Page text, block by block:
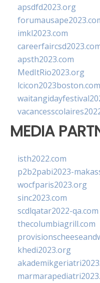
apsdfd2023.org
imkl2023.com
apsth2023.com
MedItRio2023.org
lcicon2023boston.com
MEDIA
isth2022.com
p2b2pabi2023-
wocfparis2023.org
sinc2023.com
scdlqatar2022-qa.com
thecolumbiagrill.com
khedi2023.org